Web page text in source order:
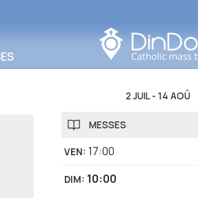
2 JUIL- 14 AOÛ
MESSES
VEN: 17:00
DIM: 10:00